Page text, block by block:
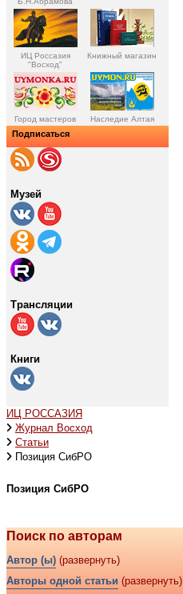
ИЦ Россазия
"Восход"
Книжный магазин
Город мастеров Наследие Алтая
Подписаться
Музей
Трансляции
Книги
ИЦ РОССАЗИЯ
Журнал Восход
Статьи
Позиция СибРО
Позиция СибРО
Поиск по авторам
Автор (ы) (развернуть)
Авторы одной статьи (развернуть)